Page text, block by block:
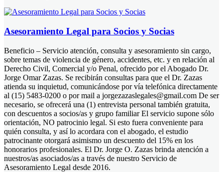
Asesoramiento Legal para Socios y Socias
Beneficio – Servicio atención, consulta y asesoramiento sin cargo,
sobre temas de violencia de género, accidentes, etc. y en relación al
Derecho Civil, Comercial y/o Penal, ofrecido por el Abogado Dr.
Jorge Omar Zazas. Se recibirán consultas para que el Dr. Zazas
atienda su inquietud, comunicándose por vía telefónica directamente
al (15) 5483-0200 o por mail a jorgezazaslegales@gmail.com De ser
necesario, se ofrecerá una (1) entrevista personal también gratuita,
con descuentos a socios/as y grupo familiar El servicio supone sólo
orientación, NO patrocinio legal. Si esto fuera conveniente para
quién consulta, y así lo acordara con el abogado, el estudio
patrocinante otorgará asimismo un descuento del 15% en los
honorarios profesionales. El Dr. Jorge O. Zazas brinda atención a
nuestros/as asociados/as a través de nuestro Servicio de
Asesoramiento Legal desde 2016.